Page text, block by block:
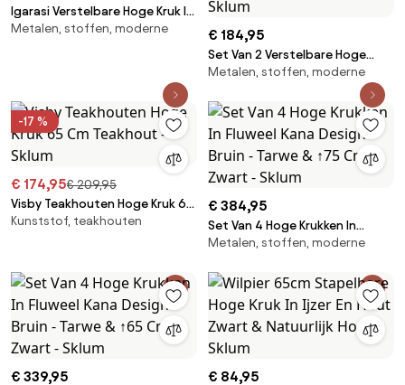
Igarasi Verstelbare Hoge Kruk In
Metaal En Stof Wit - Tapioca
Metalen, stoffen, moderne € 184,95
Set Van 2 Verstelbare Hoge
Krukken Met Metalen
Rugleuning En Igarasi-stof Grijs
- Zwart - Sklum
Metalen, stoffen, moderne
-17 %
€ 174,95€ 209,95
Visby Teakhouten Hoge Kruk 65
Cm Teakhout - Sklum
Kunststof, teakhouten
€ 384,95
Set Van 4 Hoge Krukken In
Fluweel Kana Design Bruin -
Sklum
Metalen, stoffen, moderne
€ 339,95 € 84,95